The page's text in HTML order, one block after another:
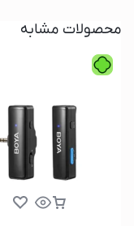
محصولات مشابه